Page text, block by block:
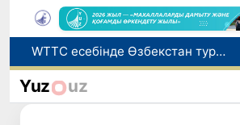
Мүмкіндігі шектеулі талапкерлерге қабылдау емтихандарында қосымша уақыт беріледі
Беларусьтен Өзбекстанға екінші тікелей жүк пойызы жөнелтілді
Yuz uz